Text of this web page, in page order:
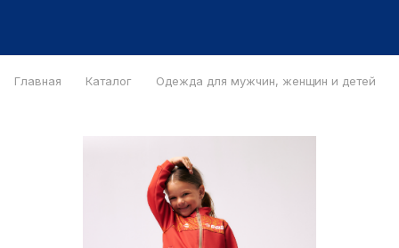
Главная Каталог Одежда для мужчин, женщин и детей